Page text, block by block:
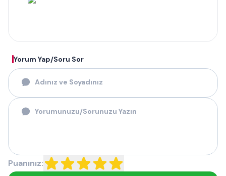
Yorum Yap/Soru Sor
Puanınız: